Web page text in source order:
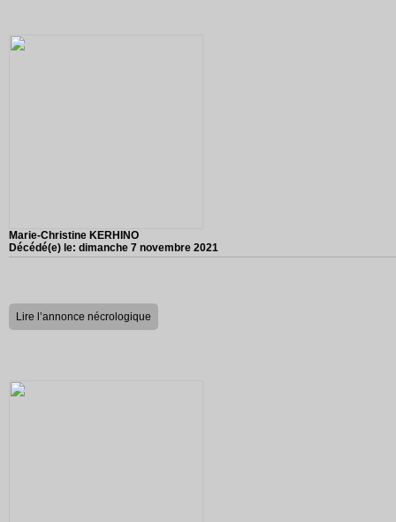
Marie-Christine KERHINO
Décédé(e) le: dimanche 7 novembre 2021
Lire l’annonce nécrologique